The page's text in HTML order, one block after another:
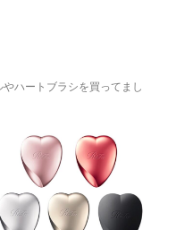
ハートブラシを買ってまし